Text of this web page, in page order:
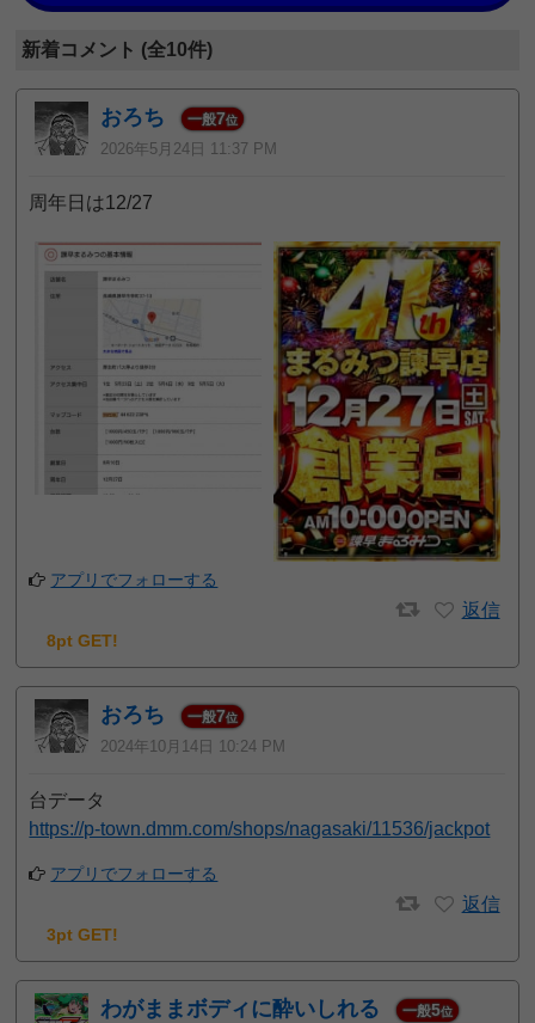
新着コメント (全10件)
おろち 一般7位
2026年5月24日 11:37 PM
周年日は12/27
アプリでフォローする
返信
8pt GET!
おろち 一般7位
2024年10月14日 10:24 PM
台データ
https://p-town.dmm.com/shops/nagasaki/11536/jackpot
アプリでフォローする
返信
3pt GET!
わがままボディに酔いしれる 一般5位